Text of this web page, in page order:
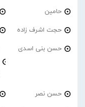
حامین
حجت اشرف زاده
حسن بنی اسدی
حسن نصر